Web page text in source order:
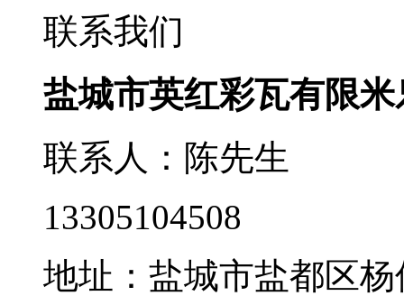
联系我们
盐城市英红彩瓦有限
联系人：陈先生
13305104508
地址：盐城市盐都区